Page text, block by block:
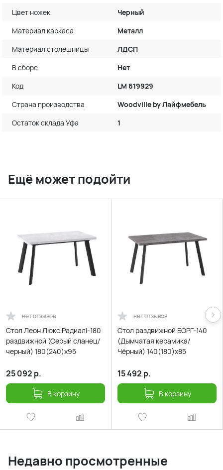
Цвет ножек
Черный
Материал каркаса
Металл
Материал столешницы
ЛДСП
В сборе
Нет
Код
LM 619929
Страна производства
Woodville by Лайфмебель
Остаток склада Уфа
1
Ещё может подойти
нет отзывов
Cтол Леон Люкс Радиалl-180
раздвижной (Серый сланец/
черный) 180(240)х95
25 092 р.
В корзину
нет отзывов
Стол раздвижной БОРГ-140
(Дымчатая керамика/
Чёрный) 140(180)х85
15 492 р.
В корзину
Недавно просмотренные